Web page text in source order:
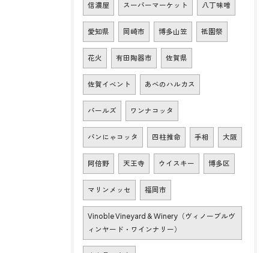
信濃屋 スーパーマーケット 八丁味噌
愛知県 岡崎市 博多山笠 祇園祭
花火 有田陶器市 佐賀県
佐賀イベント あべのハルカス
パールズ ワンナコッタ
パンにゃコッタ 四柱推命 手相 大阪
阿倍野 天王寺 ウイスキー 博多区
マリンメッセ 福岡市
Vinoble Vineyard & Winery（ヴィノーブルヴ
ィンヤード・ワインナリー）